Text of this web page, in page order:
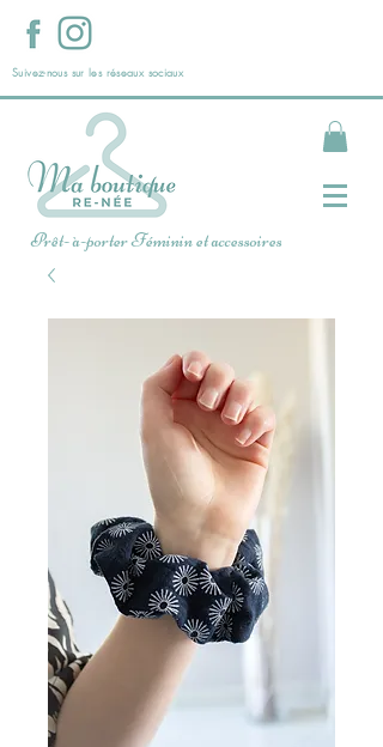
Suivez-nous sur les réseaux sociaux
Prêt- à-porter Féminin et accessoires